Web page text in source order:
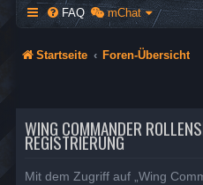
FAQ mChat
Startseite Foren-Übersicht
WING COMMANDER
REGISTRIERUNG
Mit dem Zugriff auf „Wing